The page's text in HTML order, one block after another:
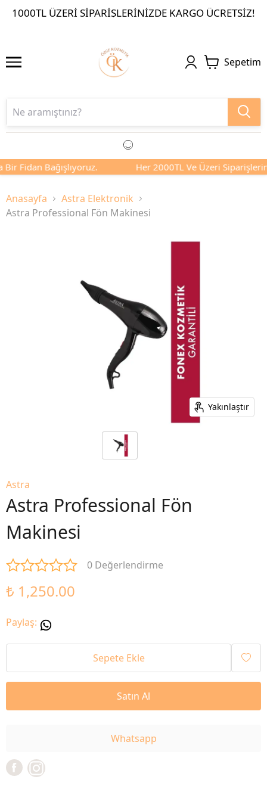
1000TL ÜZERI SIPARIŞLERINIZDE KARGO ÜCRETSIZ!
Sepetim
Bağışlıyoruz. Her 2000TL Ve Üzeri Siparişlerinizde
Anasayfa
Astra Elektronik
Astra Professional Fön Makinesi
Yakınlaştır
Astra
Astra Professional Fön
Makinesi
0 Değerlendirme
₺ 1,250.00
Paylaş:
Sepete Ekle
Satın Al
Whatsapp